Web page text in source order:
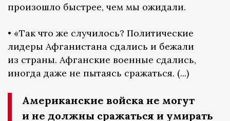
произошло быстрее, чем мы ожидали.
• «Так что же случилось? Политические
лидеры Афганистана сдались и бежали
из страны. Афганские военные сдались,
иногда даже не пытаясь сражаться. (...)
Американские войска не могут
и не должны сражаться и умирать